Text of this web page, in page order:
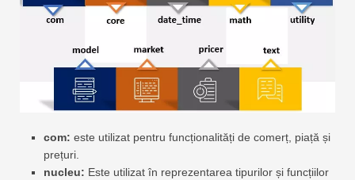
com: este utilizat pentru funcționalități de comerț, piață și
prețuri.
nucleu: Este utilizat în reprezentarea tipurilor și funcțiilor